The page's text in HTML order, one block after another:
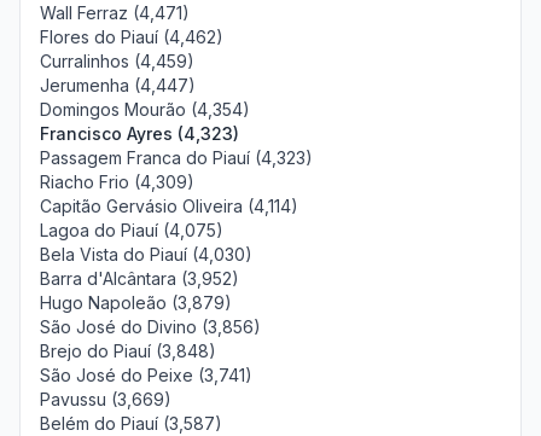
Wall Ferraz (4,471)
Flores do Piauí (4,462)
Curralinhos (4,459)
Jerumenha (4,447)
Domingos Mourão (4,354)
Francisco Ayres (4,323)
Passagem Franca do Piauí (4,323)
Riacho Frio (4,309)
Capitão Gervásio Oliveira (4,114)
Lagoa do Piauí (4,075)
Bela Vista do Piauí (4,030)
Barra d'Alcântara (3,952)
Hugo Napoleão (3,879)
São José do Divino (3,856)
Brejo do Piauí (3,848)
São José do Peixe (3,741)
Pavussu (3,669)
Belém do Piauí (3,587)